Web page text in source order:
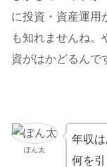
に投資・資産運用
も知れませんね。
資がはかどるんで
ぽん太
年収
何を